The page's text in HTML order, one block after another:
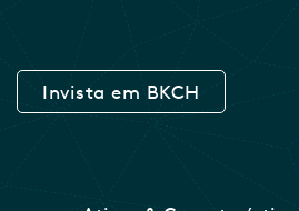
Invista em BKCH